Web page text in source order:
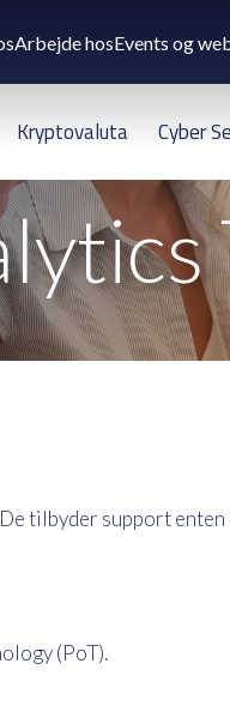
Arbejde hosEvents og
Kryptovaluta Cyber
tilbyder support
(PoT).